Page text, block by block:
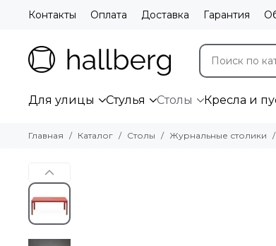
Контакты Оплата Доставка Гарантия
Для улицы Стулья Столы Кресла и
Главная Каталог Столы Журнальные столики